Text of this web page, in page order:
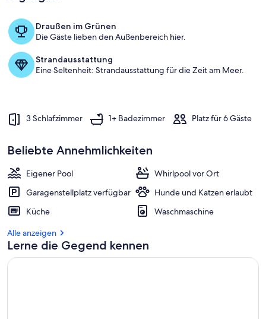
Das Mummelhaus
Draußen im Grünen
Die Gäste lieben den Außenbereich hier.
Strandausstattung
Eine Seltenheit: Strandausstattung für die Zeit am Meer.
3 Schlafzimmer 1+ Badezimmer Platz für 6 Gäste
Beliebte Annehmlichkeiten
Eigener Pool
Whirlpool vor Ort
Garagenstellplatz verfügbar
Hunde und Katzen erlaubt
Küche
Waschmaschine
Alle anzeigen
Lerne die Gegend kennen